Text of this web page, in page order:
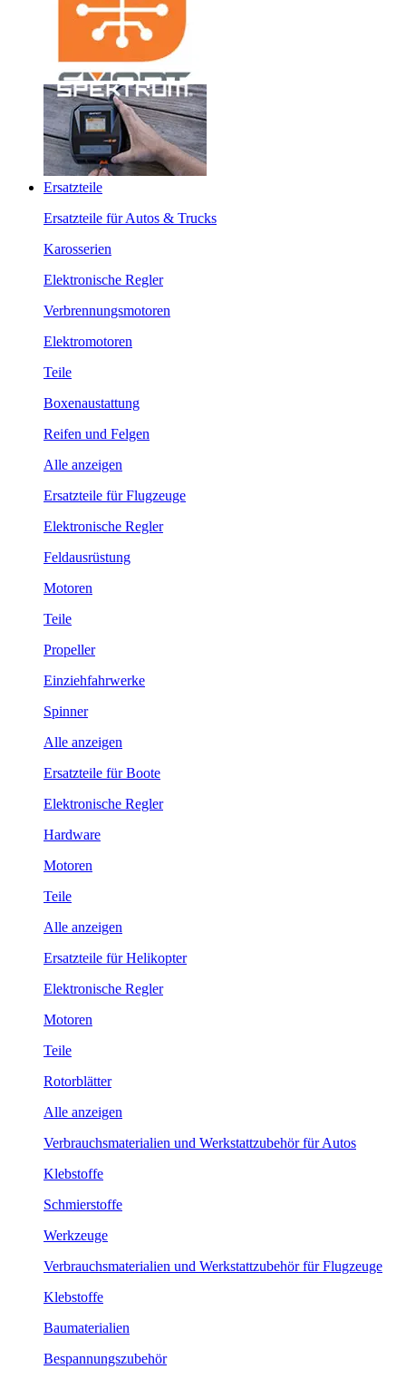
Ersatzteile
Ersatzteile für Autos & Trucks
Karosserien
Elektronische Regler
Verbrennungsmotoren
Elektromotoren
Teile
Boxenaustattung
Reifen und Felgen
Alle anzeigen
Ersatzteile für Flugzeuge
Elektronische Regler
Feldausrüstung
Motoren
Teile
Propeller
Einziehfahrwerke
Spinner
Alle anzeigen
Ersatzteile für Boote
Elektronische Regler
Hardware
Motoren
Teile
Alle anzeigen
Ersatzteile für Helikopter
Elektronische Regler
Motoren
Teile
Rotorblätter
Alle anzeigen
Verbrauchsmaterialien und Werkstattzubehör für Autos
Klebstoffe
Schmierstoffe
Werkzeuge
Verbrauchsmaterialien und Werkstattzubehör für Flugzeuge
Klebstoffe
Baumaterialien
Bespannungszubehör